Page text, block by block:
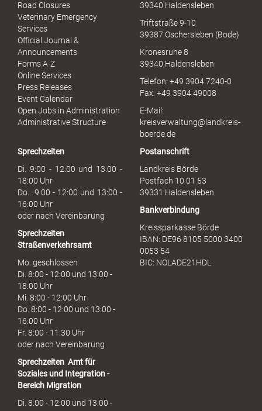
u
h
Road Closures
Veterinary Emergency
Services
Official Journal &
Announcements
Forms A-Z
Online Services
Press Releases
Event Calendar
Open Jobs in Administration
Administrative Structure
39340 Haldensleben
Triftstraße 9-10
39387 Oschersleben (Bode)
Kronesruhe 8
39340 Haldensleben
Telefon: +49 3904 7240-0
Fax: +49 3904 49008
E-Mail:
kreisverwaltung@landkreis-
boerde.de
Sprechzeiten
Di. 9:00 - 12:00 und 13:00 -
18:00 Uhr
Do. 9:00 - 12:00 und 13:00 -
16:00 Uhr
oder nach Vereinbarung
Sprechzeiten
Straßenverkehrsamt
Mo. geschlossen
Di. 8:00 - 12:00 und 13:00 -
18:00 Uhr
Mi. 8:00 - 12:00 Uhr
Do. 8:00 - 12:00 und 13:00 -
16:00 Uhr
Fr. 8:00 - 11:30 Uhr
oder nach Vereinbarung
Sprechzeiten Amt für
Soziales und Integration -
Bereich Migration
Di. 8:00 - 12:00 und 13:00 -
Postanschrift
Landkreis Börde
Postfach 10 01 53
39331 Haldensleben
Bankverbindung
Kreissparkasse Börde
IBAN: DE96 8105 5000 3400
0053 54
BIC: NOLADE21HDL